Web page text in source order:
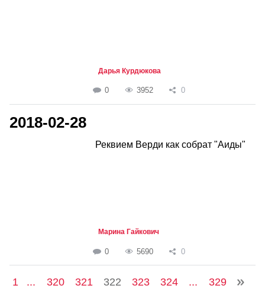
Дарья Курдюкова
0 3952 0
2018-02-28
Реквием Верди как собрат "Аиды"
Марина Гайкович
0 5690 0
1 ... 320 321 322 323 324 ... 329